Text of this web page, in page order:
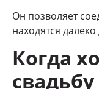
Он позволяет
находятся далеко
Когда